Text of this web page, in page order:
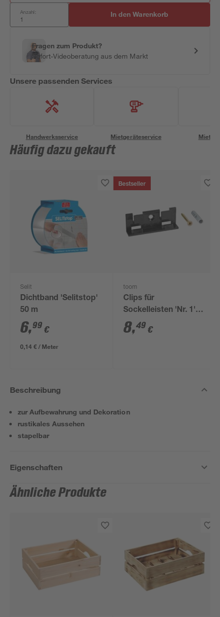
Anzahl: In den Warenkorb
Fragen zum Produkt?
Sofort-Videoberatung aus dem Markt
Unsere passenden Services
Handwerksservice Mietgeräteservice
Häufig dazu gekauft
Selit
Dichtband 'Selitstop'
50 m
6,99 €
0,14 € / Meter
Bestseller
toom
Clips für
Sockelleisten 'Nr. 1'
schwarz, 20 Stück
8,49 €
Beschreibung
zur Aufbewahrung und Dekoration
rustikales Aussehen
stapelbar
Eigenschaften
Ähnliche Produkte